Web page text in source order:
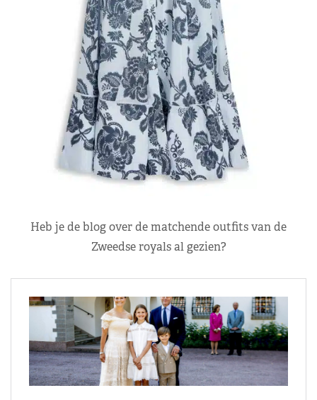
Heb je de blog over de matchende outfits van de
Zweedse royals al gezien?